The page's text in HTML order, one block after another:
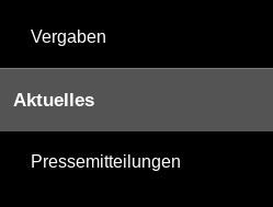
Vergaben
Aktuelles
Pressemitteilungen